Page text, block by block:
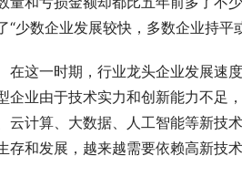
“少数企业发展较快，多数企业持平
这一时期，行业龙头企业发展速度
企业由于技术实力和创新能力不足
云计算、大数据、人工智能等新技
存和发展，越来越需要依赖高新技